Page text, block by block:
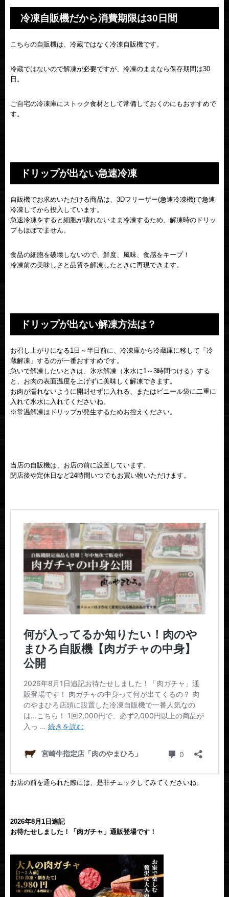
冷凍自販機だから消費期限は30日間
こちらの自販機は、冷蔵ではなく冷凍自販機です。
冷蔵ではないので解凍が必要ですが、冷凍のままなら保存期間は30
日。
ご自宅の冷凍庫にストック食材として常備しておくのにもおすすめで
す。
ドリップが出ない急速冷凍
自販機でお求めいただける商品は、3Dフリーザー(急速冷凍機)で急速
冷凍してから投入しています。
急速冷凍をすると細胞が壊れないまま冷凍するため、解凍時のドリッ
プもほぼでません。
食品の細胞を破壊しないので、鮮度、風味、食感をキープ！
冷凍前の美味しさと品質を解凍したときに再現できます。
ドリップが出ない解凍方法は？
お召し上がりになる1日～半日前に、冷凍庫から冷蔵庫に移して「冷
蔵解凍」するのが一番おすすめです。
急いで解凍したいときは、氷水解凍（氷水に1～3時間つける）する
と、お肉の表面温度を上げずに美味しく解凍できます。
お肉が濡れないように開封せずに入れる、またはビニール袋に二重に
入れて氷水に入れてくださいね。
※常温解凍はドリップが発生するためお控えください。
当店の自販機は、お店の前に設置しています。
閉店後や定休日など24時間いつでもお買い物いただけます。
お店の前を通られた際には、是非チェックしてみてくださいね。
2026年8月1日追記
お待たせしました！「肉ガチャ」通販登場です！